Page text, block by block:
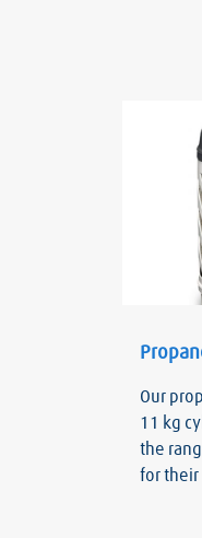
Our
11 kg
the
for their